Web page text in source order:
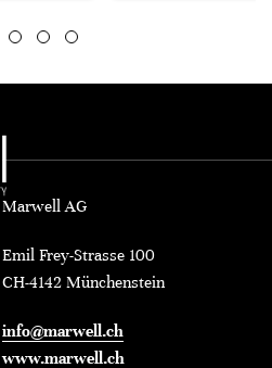
Marwell AG
Emil Frey-Strasse 100
CH-4142 Münchenstein
info@marwell.ch
www.marwell.ch